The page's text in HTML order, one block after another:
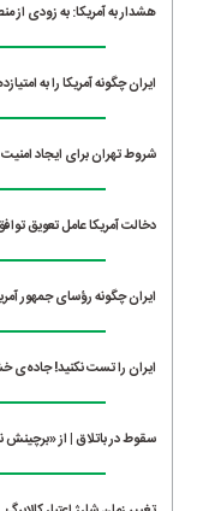
هشدار به آمریکا: به زودی از
ایران چگونه آمریکا را به
شروط تهران برای ایجاد امنیت
دخالت آمریکا عامل تعویق
ایران چگونه رؤسای جمهور
ایران را تست نکنید! جاده‌ی
سقوط در باتلاق | از «برچینش